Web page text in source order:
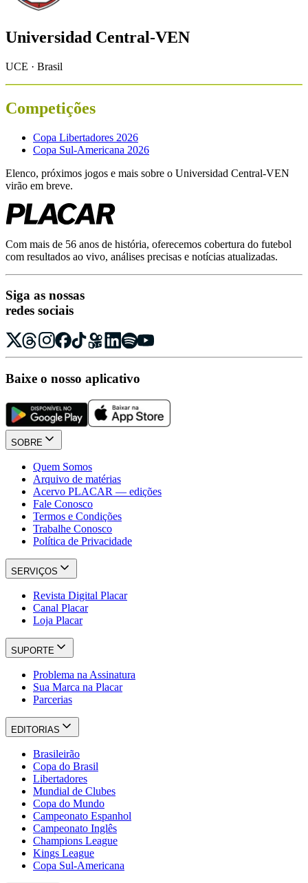
Universidad Central-VEN
UCE · Brasil
Competições
Copa Libertadores 2026
Copa Sul-Americana 2026
Elenco, próximos jogos e mais sobre o Universidad Central-VEN
virão em breve.
Com mais de 56 anos de história, oferecemos cobertura do futebol
com resultados ao vivo, análises precisas e notícias atualizadas.
Siga as nossas
redes sociais
Baixe o nosso aplicativo
SOBRE
Quem Somos
Arquivo de matérias
Acervo PLACAR — edições
Fale Conosco
Termos e Condições
Trabalhe Conosco
Política de Privacidade
SERVIÇOS
Revista Digital Placar
Canal Placar
Loja Placar
SUPORTE
Problema na Assinatura
Sua Marca na Placar
Parcerias
EDITORIAS
Brasileirão
Copa do Brasil
Libertadores
Mundial de Clubes
Copa do Mundo
Campeonato Espanhol
Campeonato Inglês
Champions League
Kings League
Copa Sul-Americana